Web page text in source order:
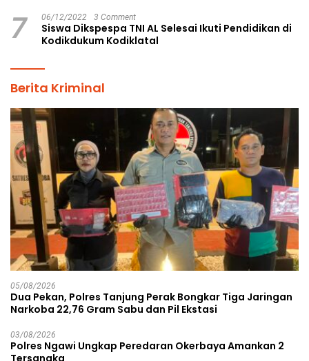
7 06/12/2022 3 Comment
Siswa Dikspespa TNI AL Selesai Ikuti Pendidikan di
Kodikdukum Kodiklatal
Berita Kriminal
05/08/2026
Dua Pekan, Polres Tanjung Perak Bongkar Tiga Jaringan
Narkoba 22,76 Gram Sabu dan Pil Ekstasi
03/08/2026
Polres Ngawi Ungkap Peredaran Okerbaya Amankan 2
Tersangka